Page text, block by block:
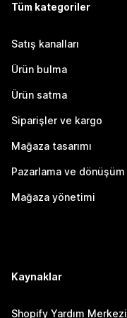
Tüm kategoriler
Satış kanalları
Ürün bulma
Ürün satma
Siparişler ve kargo
Mağaza tasarımı
Pazarlama ve dönüşüm
Mağaza yönetimi
Kaynaklar
Shopify Yardım Merkezi